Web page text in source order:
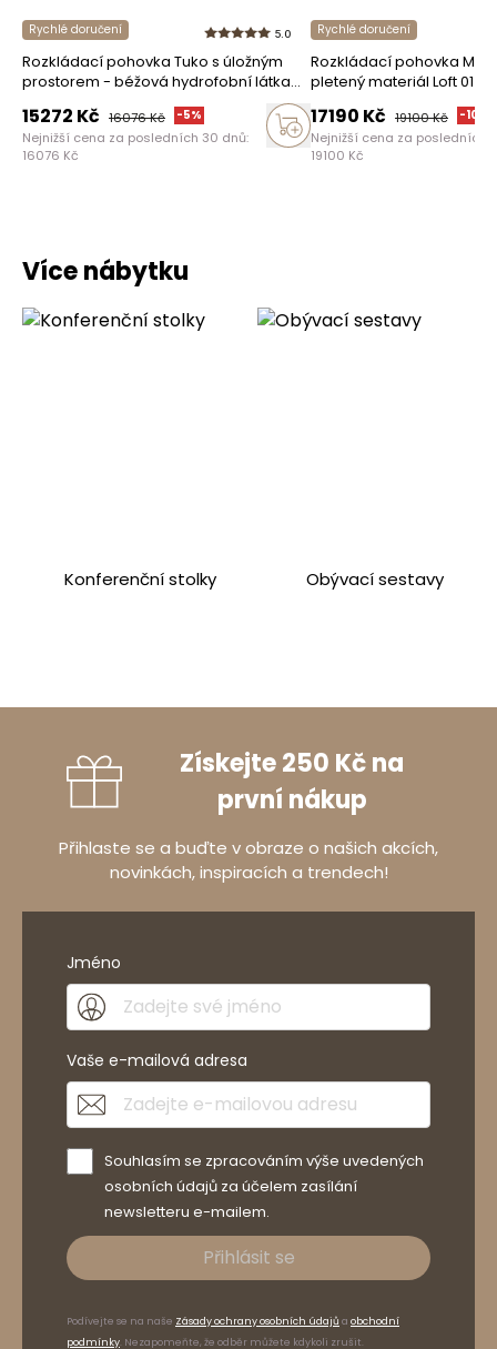
Rychlé doručení 5.0
Rozkládací pohovka Tuko s úložným
prostorem - béžová hydrofobní látka
15272 Kč 16076Kč -5%
Nejnižší cena za posledních 30 dnů:
16076 Kč
Rychlé doručení
Rozkládací pohovka
pletený materiál Loft 01 /
17190 Kč 19100Kč -10
Nejnižší cena za posledních
19100 Kč
Více nábytku
Konferenční stolky Obývací sestavy
Získejte 250 Kč na
první nákup
Přihlaste se a buďte v obraze o našich akcích,
novinkách, inspiracích a trendech!
Jméno
Vaše e-mailová adresa
Souhlasím se zpracováním výše uvedených
osobních údajů za účelem zasílání
newsletteru e-mailem.
Přihlásit se
Podívejte se na naše Zásady ochrany osobních údajů a obchodní
podmínky. Nezapomeňte, že odběr můžete kdykoli zrušit.